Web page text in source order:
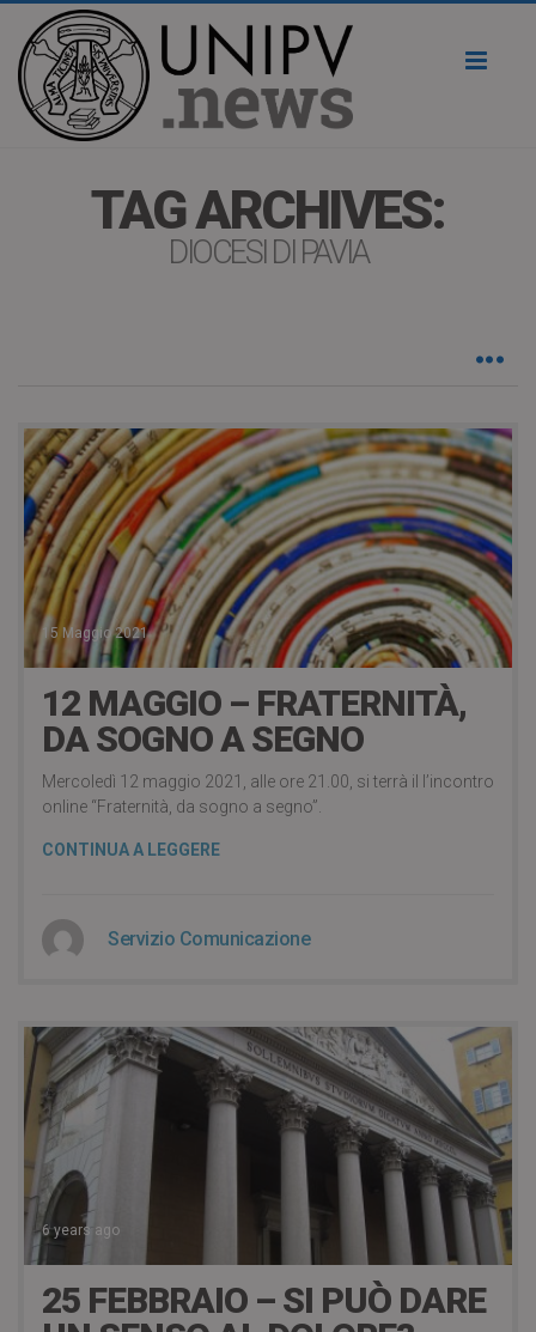
TAG ARCHIVES:
DIOCESI DI PAVIA
15 Maggio 2021
12 MAGGIO – FRATERNITÀ,
DA SOGNO A SEGNO
Mercoledì 12 maggio 2021, alle ore 21.00, si terrà il l’incontro
online “Fraternità, da sogno a segno”.
CONTINUA A LEGGERE
Servizio Comunicazione
6 years ago
25 FEBBRAIO – SI PUÒ DARE